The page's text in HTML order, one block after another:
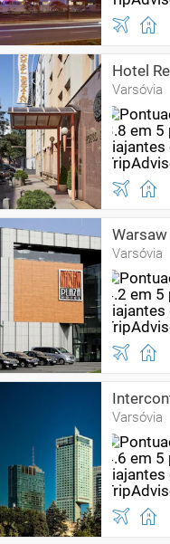
Hotel
Varsóvia
Warsaw
Varsóvia
Varsóvia